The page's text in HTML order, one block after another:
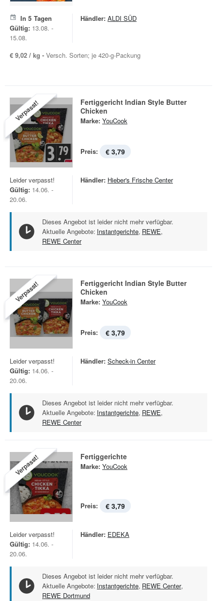
In 5 Tagen
Gültig: 13.08. -
15.08.
Händler: ALDI SÜD
€ 9,02 / kg - Versch. Sorten; je 420-g-Packung
Verpasst!
Fertiggericht Indian Style Butter
Chicken
Marke: YouCook
Preis: € 3,79
Leider verpasst!
Gültig: 14.06. -
20.06.
Händler: Hieber's Frische Center
Dieses Angebot ist leider nicht mehr verfügbar.
Aktuelle Angebote: Instantgerichte, REWE,
REWE Center
Verpasst!
Fertiggericht Indian Style Butter
Chicken
Marke: YouCook
Preis: € 3,79
Leider verpasst!
Gültig: 14.06. -
20.06.
Händler: Scheck-in Center
Dieses Angebot ist leider nicht mehr verfügbar.
Aktuelle Angebote: Instantgerichte, REWE,
REWE Center
Verpasst! Fertiggerichte
Marke: YouCook
Preis: € 3,79
Leider verpasst!
Gültig: 14.06. -
20.06.
Händler: EDEKA
Dieses Angebot ist leider nicht mehr verfügbar.
Aktuelle Angebote: Instantgerichte, REWE Center,
REWE Dortmund